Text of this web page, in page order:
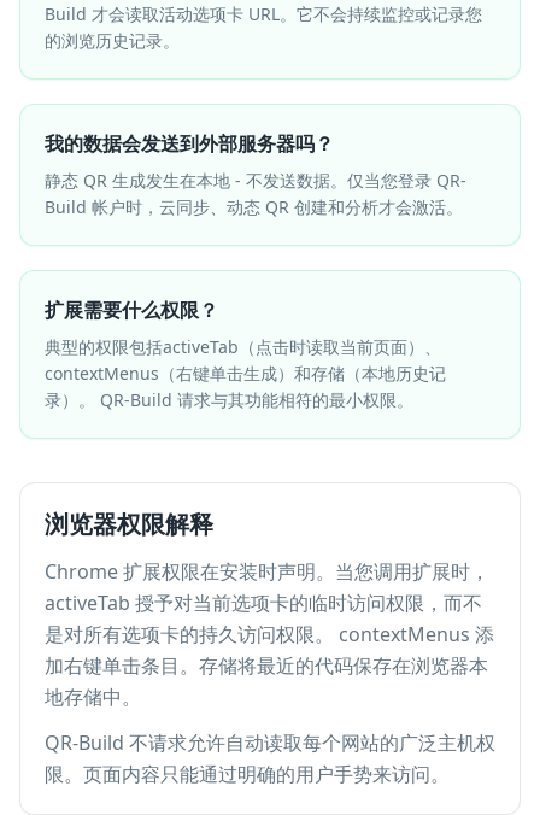
Build 才会读取活动选项卡 URL。它不会持续监控或记录您
的浏览历史记录。
我的数据会发送到外部服务器吗？
静态 QR 生成发生在本地 - 不发送数据。仅当您登录 QR-
Build 帐户时，云同步、动态 QR 创建和分析才会激活。
扩展需要什么权限？
典型的权限包括activeTab（点击时读取当前页面）、
contextMenus（右键单击生成）和存储（本地历史记
录）。 QR-Build 请求与其功能相符的最小权限。
浏览器权限解释
Chrome 扩展权限在安装时声明。当您调用扩展时，
activeTab 授予对当前选项卡的临时访问权限，而不
是对所有选项卡的持久访问权限。 contextMenus 添
加右键单击条目。存储将最近的代码保存在浏览器本
地存储中。
QR-Build 不请求允许自动读取每个网站的广泛主机权
限。页面内容只能通过明确的用户手势来访问。